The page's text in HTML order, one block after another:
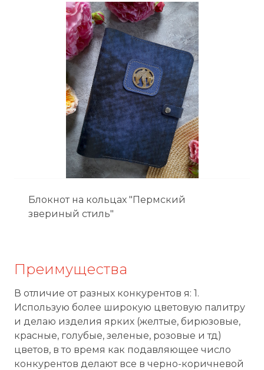
Блокнот на кольцах "Пермский
звериный стиль"
Преимущества
В отличие от разных конкурентов я: 1.
Использую более широкую цветовую палитру
и делаю изделия ярких (желтые, бирюзовые,
красные, голубые, зеленые, розовые и тд)
цветов, в то время как подавляющее число
конкурентов делают все в черно-коричневой